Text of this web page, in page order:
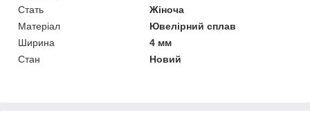
Стать
Жіноча
Матеріал
Ювелірний сплав
Ширина
4 мм
Стан
Новий